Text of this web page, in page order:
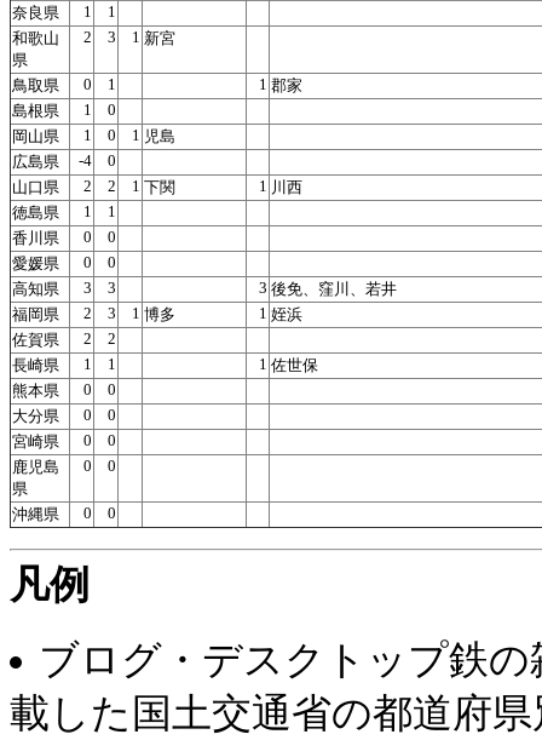
奈良県 1
1
和歌山
県
2 3 1 新宮
鳥取県 0 1 1 郡家
島根県
1
0
岡山県
1 0 1 児島
広島県
-4
0
山口県
2 2 1 下関 1 川西
徳島県
1
1
香川県
0
0
愛媛県
0
0
高知県
3 3 3 後免、窪川、若井
福岡県
2 3 1 博多 1 姪浜
佐賀県
2
2
長崎県
1 1 1 佐世保
熊本県
0
0
大分県
0
0
宮崎県
0
0
鹿児島
県
0 0
沖縄県 0 0
凡例
ブログ・デスクトップ鉄の
載した国土交通省の都道府